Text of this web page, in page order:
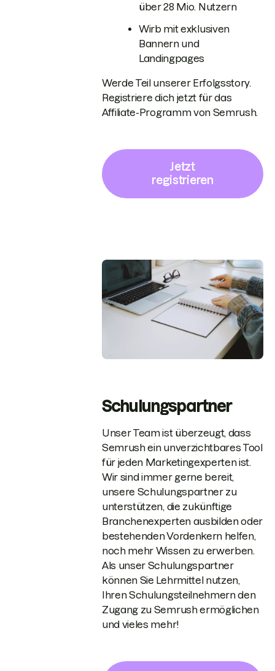
über 28 Mio. Nutzern
Wirb mit exklusiven
Bannern und
Landingpages
Werde Teil unserer Erfolgsstory.
Registriere dich jetzt für das
Affiliate-Programm von Semrush.
Jetzt
registrieren
Schulungspartner
Unser Team ist überzeugt, dass
Semrush ein unverzichtbares Tool
für jeden Marketingexperten ist.
Wir sind immer gerne bereit,
unsere Schulungspartner zu
unterstützen, die zukünftige
Branchenexperten ausbilden oder
bestehenden Vordenkern helfen,
noch mehr Wissen zu erwerben.
Als unser Schulungspartner
können Sie Lehrmittel nutzen,
Ihren Schulungsteilnehmern den
Zugang zu Semrush ermöglichen
und vieles mehr!